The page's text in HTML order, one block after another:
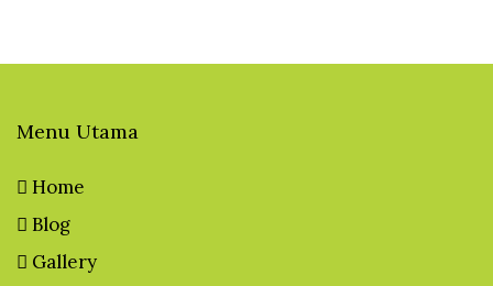
Menu Utama
Home
Blog
Gallery